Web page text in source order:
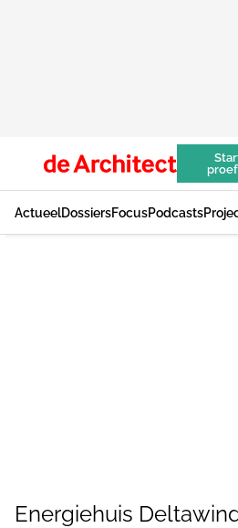
ActueelDossiersFocusPodcasts
Energiehuis